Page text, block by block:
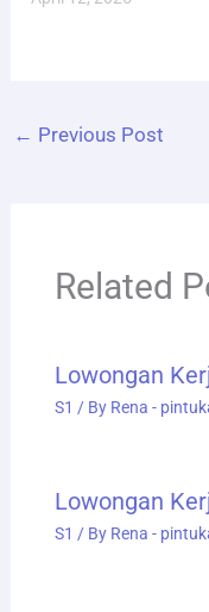
← Previous Post
Related
Lowongan
S1 / By Rena -
Lowongan
S1 / By Rena -